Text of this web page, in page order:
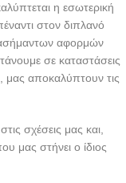
η εσωτερική
στον διπλανό
ασήμαντων αφορμών
σε καταστάσεις
μας αποκαλύπτουν τις
σχέσεις μας και,
μας στήνει ο ίδιος